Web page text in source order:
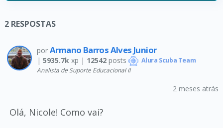
2 RESPOSTAS
por Armano Barros Alves Junior
| 5935.7k xp | 12542posts Alura Scuba Team
Analista de Suporte Educacional II
2 meses atrás
Olá, Nicole! Como vai?